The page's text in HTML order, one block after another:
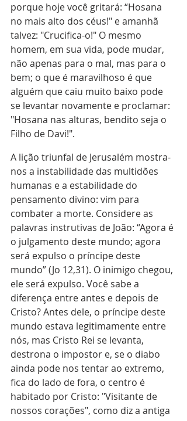
porque hoje você gritará: “Hosana
no mais alto dos céus!" e amanhã
talvez: "Crucifica-o!" O mesmo
homem, em sua vida, pode mudar,
não apenas para o mal, mas para o
bem; o que é maravilhoso é que
alguém que caiu muito baixo pode
se levantar novamente e proclamar:
"Hosana nas alturas, bendito seja o
Filho de Davi!".
A lição triunfal de Jerusalém mostra-
nos a instabilidade das multidões
humanas e a estabilidade do
pensamento divino: vim para
combater a morte. Considere as
palavras instrutivas de João: “Agora é
o julgamento deste mundo; agora
será expulso o príncipe deste
mundo” (Jo 12,31). O inimigo chegou,
ele será expulso. Você sabe a
diferença entre antes e depois de
Cristo? Antes dele, o príncipe deste
mundo estava legitimamente entre
nós, mas Cristo Rei se levanta,
destrona o impostor e, se o diabo
ainda pode nos tentar ao extremo,
fica do lado de fora, o centro é
habitado por Cristo: "Visitante de
nossos corações", como diz a antiga